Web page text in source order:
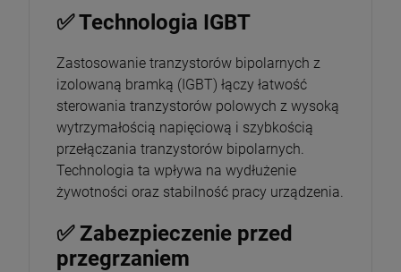
✅ Technologia IGBT
Zastosowanie tranzystorów bipolarnych z
izolowaną bramką (IGBT) łączy łatwość
sterowania tranzystorów polowych z wysoką
wytrzymałością napięciową i szybkością
przełączania tranzystorów bipolarnych.
Technologia ta wpływa na wydłużenie
żywotności oraz stabilność pracy urządzenia.
✅ Zabezpieczenie przed
przegrzaniem